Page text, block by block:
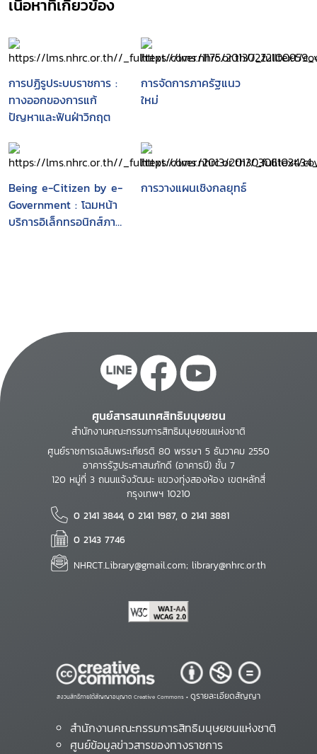
เนื้อหาที่เกี่ยวข้อง
การปฏิรูประบบราชการ :
ทางออกของการแก้
ปัญหาและฟันฝ่าวิกฤต
การจัดการภาครัฐแนว
ใหม่
Being e-Citizen by e-
Government : โฉมหน้า
บริการอิเล็กทรอนิกส์ภาค
การวางแผนเชิงกลยุทธ์
ศูนย์สารสนเทศสิทธิมนุษยชน
สำนักงานคณะกรรมการสิทธิมนุษยชนแห่งชาติ
ศูนย์ราชการเฉลิมพระเกียรติ 80 พรรษา 5 ธันวาคม 2550
อาคารรัฐประศาสนภักดี (อาคารบี) ชั้น 7
120 หมู่ที่ 3 ถนนแจ้งวัฒนะ แขวงทุ่งสองห้อง เขตหลักสี่
กรุงเทพฯ 10210
0 2141 3844, 0 2141 1987, 0 2141 3881
0 2143 7746
NHRCT.Library@gmail.com; library@nhrc.or.th
สงวนสิทธิ์ภายใต้สัญญาอนุญาต Creative Commons • ดูรายละเอียดสัญญา
สำนักงานคณะกรรมการสิทธิมนุษยชนแห่งชาติ
ศูนย์ข้อมูลข่าวสารของทางราชการ